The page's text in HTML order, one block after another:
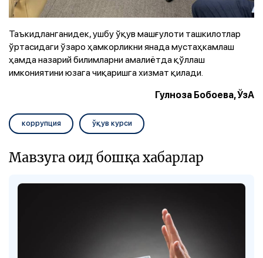
Таъкидланганидек, ушбу ўқув машғулоти ташкилотлар
ўртасидаги ўзаро ҳамкорликни янада мустаҳкамлаш
ҳамда назарий билимларни амалиётда қўллаш
имкониятини юзага чиқаришга хизмат қилади.
Гулноза Бобоева, ЎзА
коррупция ўқув курси
Мавзуга оид бошқа хабарлар